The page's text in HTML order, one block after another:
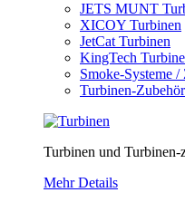
JETS MUNT
XICOY Turbinen
JetCat Turbinen
KingTech
Smoke-Systeme /
Turbinen-Zubehör
Turbinen und Turbinen-
Mehr Details